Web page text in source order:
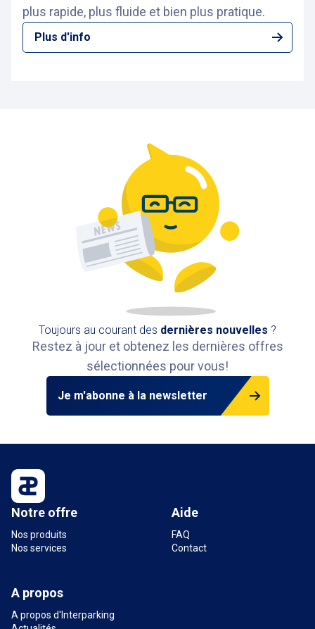
plus rapide, plus fluide et bien plus pratique.
Plus d'info
Toujours au courant des dernières nouvelles ?
Restez à jour et obtenez les dernières offres
sélectionnées pour vous!
Je m'abonne à la newsletter
Notre offre
Nos produits
Nos services
Aide
FAQ
Contact
A propos
A propos d'Interparking